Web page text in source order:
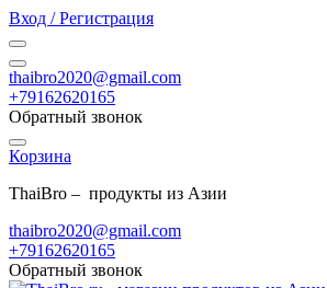
Вход / Регистрация
thaibro2020@gmail.com
+79162620165
Обратный звонок
Корзина
ThaiBro – продукты из Азии
thaibro2020@gmail.com
+79162620165
Обратный звонок